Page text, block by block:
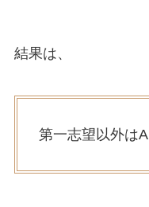
結果は、
第一志望以外はA